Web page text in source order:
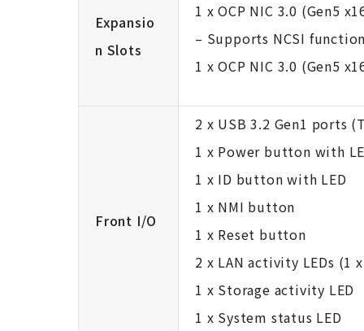
Expansio
n Slots
1 x OCP NIC 3.0 (Gen5
– Supports NCSI
1 x OCP NIC 3.0 (Gen5
Front I/O
2 x USB 3.2 Gen1 ports
1 x Power button with
1 x ID button with LED
1 x NMI button
1 x Reset button
2 x LAN activity LEDs (1
1 x Storage activity LED
1 x System status LED